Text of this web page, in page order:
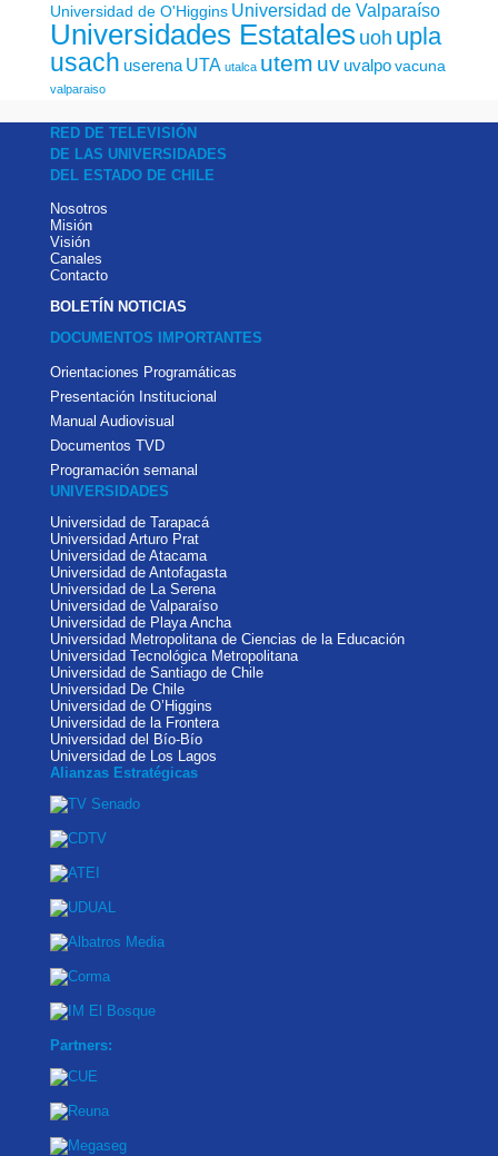
Universidad de O'Higgins Universidad de Valparaíso
Universidades Estatales uoh upla
usach userena UTA utalca utem uv uvalpo vacuna
valparaiso
RED DE TELEVISIÓN
DE LAS UNIVERSIDADES
DEL ESTADO DE CHILE
Nosotros
Misión
Visión
Canales
Contacto
BOLETÍN NOTICIAS
DOCUMENTOS IMPORTANTES
Orientaciones Programáticas
Presentación Institucional
Manual Audiovisual
Documentos TVD
Programación semanal
UNIVERSIDADES
Universidad de Tarapacá
Universidad Arturo Prat
Universidad de Atacama
Universidad de Antofagasta
Universidad de La Serena
Universidad de Valparaíso
Universidad de Playa Ancha
Universidad Metropolitana de Ciencias de la Educación
Universidad Tecnológica Metropolitana
Universidad de Santiago de Chile
Universidad De Chile
Universidad de O’Higgins
Universidad de la Frontera
Universidad del Bío-Bío
Universidad de Los Lagos
Alianzas Estratégicas
Partners: